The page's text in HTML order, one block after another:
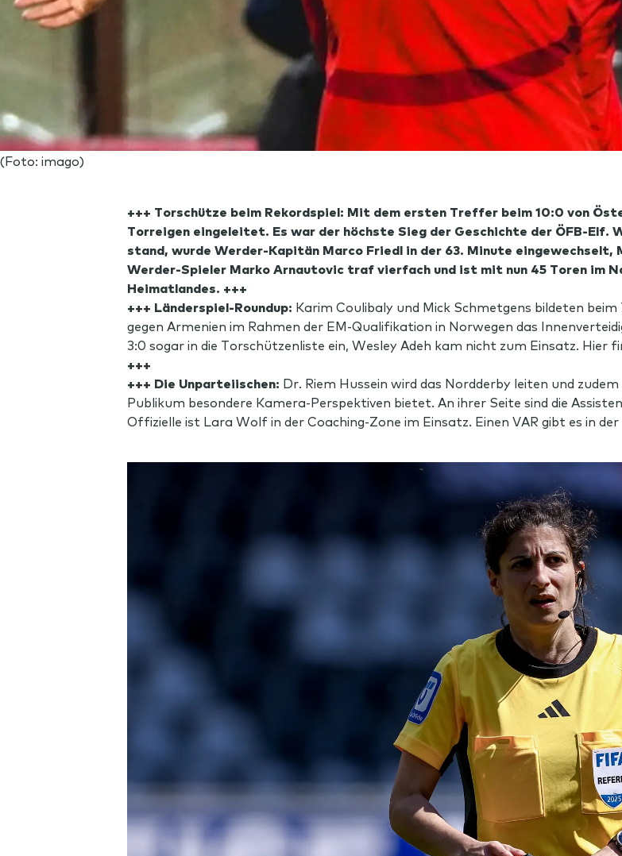
(Foto: imago)
+++ Torschütze beim Rekordspiel: Mit dem ersten Treffer beim 10:0 von
Torreigen eingeleitet. Es war der höchste Sieg der Geschichte der ÖFB-Elf.
stand, wurde Werder-Kapitän Marco Friedl in der 63. Minute eingewechselt,
Werder-Spieler Marko Arnautovic traf vierfach und ist mit nun 45 Toren im
Heimatlandes. +++
+++ Länderspiel-Roundup: Karim Coulibaly und Mick Schmetgens bildeten
gegen Armenien im Rahmen der EM-Qualifikation in Norwegen das
3:0 sogar in die Torschützenliste ein, Wesley Adeh kam nicht zum Einsatz.
+++
+++ Die Unparteiischen: Dr. Riem Hussein wird das Nordderby leiten und
Publikum besondere Kamera-Perspektiven bietet. An ihrer Seite sind die
Offizielle ist Lara Wolf in der Coaching-Zone im Einsatz. Einen VAR gibt es in